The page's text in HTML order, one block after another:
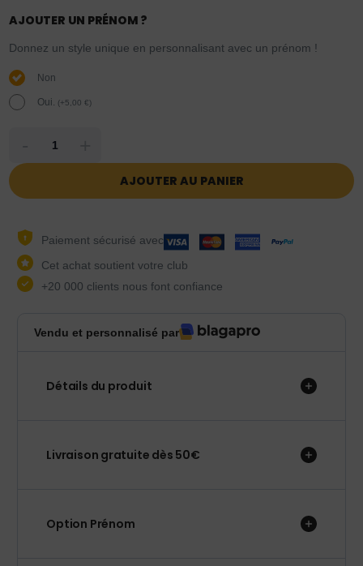
AJOUTER UN PRÉNOM ?
Donnez un style unique en personnalisant avec un prénom !
Non
Oui. (+5,00€)
AJOUTER AU PANIER
Paiement sécurisé avec
Cet achat soutient votre club
+20 000 clients nous font confiance
Vendu et personnalisé par
Détails du produit
Livraison gratuite dès 50€
Option Prénom